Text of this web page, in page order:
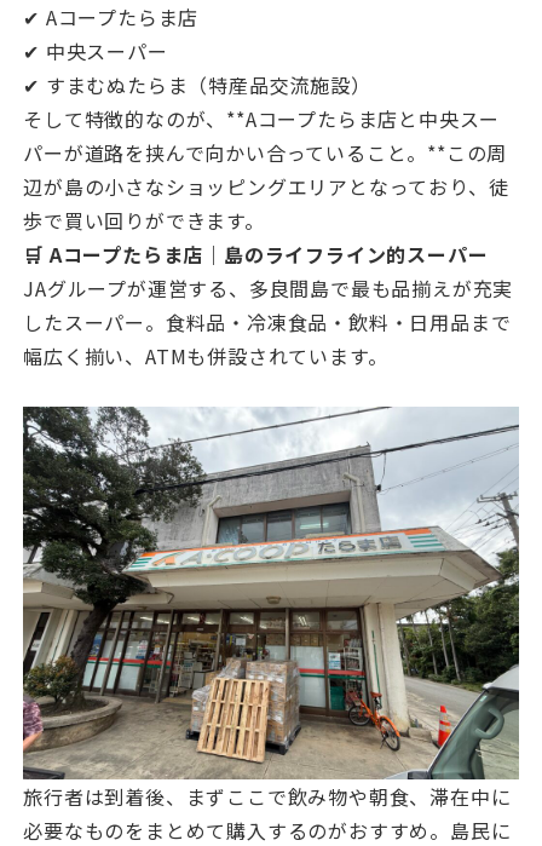
✔ Aコープたらま店
✔ 中央スーパー
✔ すまむぬたらま（特産品交流施設）
そして特徴的なのが、**Aコープたらま店と中央スー
パーが道路を挟んで向かい合っていること。**この周
辺が島の小さなショッピングエリアとなっており、徒
歩で買い回りができます。
🛒 Aコープたらま店｜島のライフライン的スーパー
JAグループが運営する、多良間島で最も品揃えが充実
したスーパー。食料品・冷凍食品・飲料・日用品まで
幅広く揃い、ATMも併設されています。
旅行者は到着後、まずここで飲み物や朝食、滞在中に
必要なものをまとめて購入するのがおすすめ。島民に